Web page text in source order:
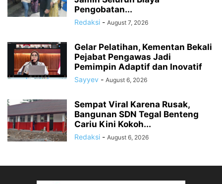
Pengobatan...
Redaksi - August 7, 2026
Gelar Pelatihan, Kementan Bekali
Pejabat Pengawas Jadi
Pemimpin Adaptif dan Inovatif
Sayyev - August 6, 2026
Sempat Viral Karena Rusak,
Bangunan SDN Tegal Benteng
Cariu Kini Kokoh...
Redaksi - August 6, 2026